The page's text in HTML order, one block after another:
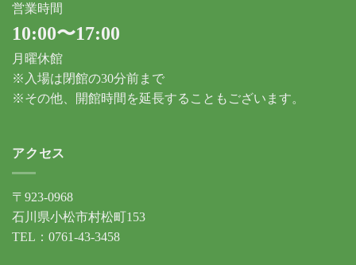
営業時間
10:00〜17:00
月曜休館
※入場は閉館の30分前まで
※その他、開館時間を延長することもございます。
アクセス
〒923-0968
石川県小松市村松町153
TEL：0761-43-3458